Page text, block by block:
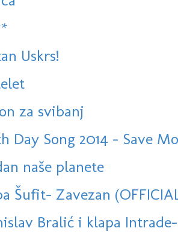
Uskrs!
za svibanj
Day Song 2014 - Save
naše planete
Šufit- Zavezan
Bralić i klapa